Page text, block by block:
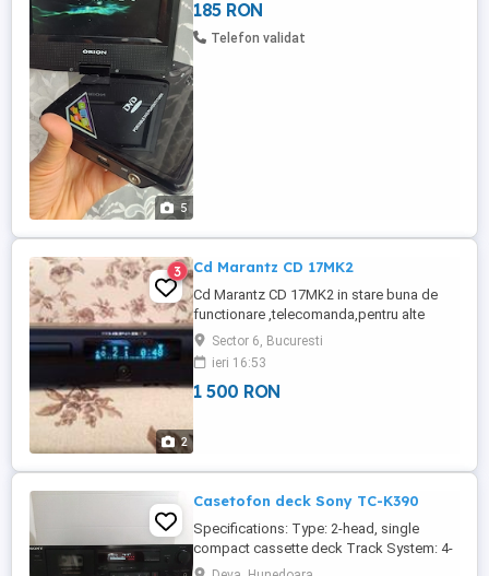
5
Dispozitivul suportă redarea de pe USB,
carduri SD MMC MS și formate precum
185 RON
Telefon validat
2
3 Cd Marantz CD 17MK2
Cd Marantz CD 17MK2 in stare buna de
functionare ,telecomanda,pentru alte
detalii sunatii,prefer predare personala
Sector 6, Bucuresti
ieri 16:53
1 500 RON
Casetofon deck Sony TC-K390
Specifications: Type: 2-head, single
compact cassette deck Track System: 4-
track, 2-channel stereo Tape Speed: 4.8